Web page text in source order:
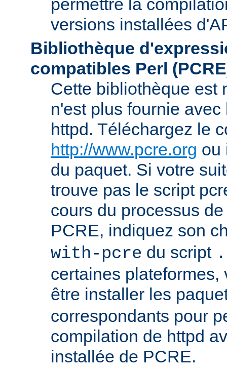
permettre la
versions installées
Bibliothèque
compatibles Perl
Cette bibliothèque est
n'est plus fournie
httpd. Téléchargez le
http://www.pcre.org ou
du paquet. Si votre
trouve pas le script
cours du processus
PCRE, indiquez son
with-pcre du script
certaines plateformes,
être installer les
correspondants pour
compilation de httpd
installée de PCRE.